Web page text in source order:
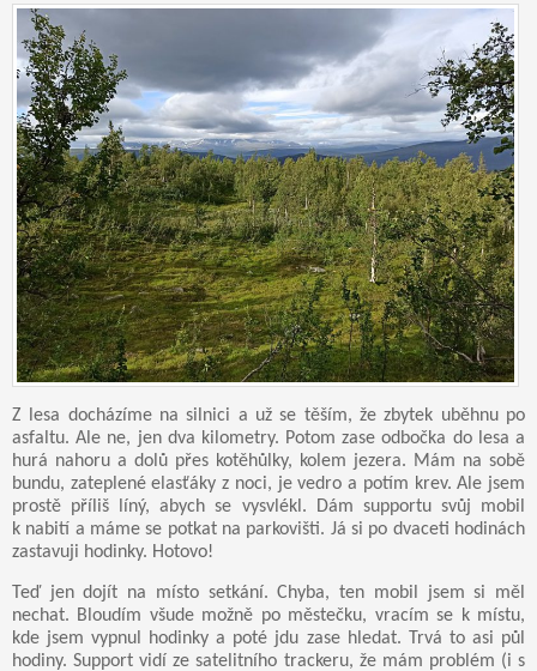
Z lesa docházíme na silnici a už se těším, že zbytek uběhnu po
asfaltu. Ale ne, jen dva kilometry. Potom zase odbočka do lesa a
hurá nahoru a dolů přes kotěhůlky, kolem jezera. Mám na sobě
bundu, zateplené elasťáky z noci, je vedro a potím krev. Ale jsem
prostě příliš líný, abych se vysvlékl. Dám supportu svůj mobil
k nabití a máme se potkat na parkovišti. Já si po dvaceti hodinách
zastavuji hodinky. Hotovo!
Teď jen dojít na místo setkání. Chyba, ten mobil jsem si měl
nechat. Bloudím všude možně po městečku, vracím se k místu,
kde jsem vypnul hodinky a poté jdu zase hledat. Trvá to asi půl
hodiny. Support vidí ze satelitního trackeru, že mám problém (i s